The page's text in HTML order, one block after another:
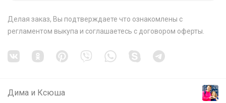
Делая заказ, Вы подтверждаете что ознакомлены с
регламентом выкупа и соглашаетесь с договором оферты
Дима и Ксюша